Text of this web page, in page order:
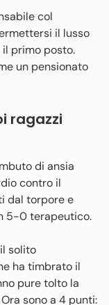
col
il lusso
primo posto.
un pensionato
ragazzi
di ansia
contro il
dal torpore e
5-0 terapeutico.
solito
ha timbrato il
pure tolto la
sono a 4 punti: